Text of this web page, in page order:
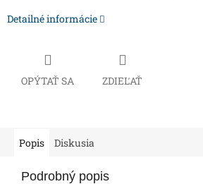
Detailné informácie
OPÝTAŤ SA ZDIEĽAŤ
Popis Diskusia
Podrobný popis